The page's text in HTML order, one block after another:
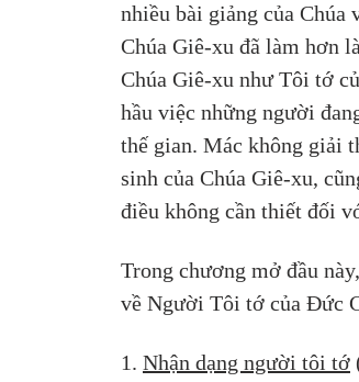
nhiều bài giảng của Chúa
Chúa Giê-xu đã làm hơn
Chúa Giê-xu như Tôi tớ
hầu việc những người
thế gian. Mác không giải
sinh của Chúa Giê-xu,
điều không cần thiết đối
Trong chương mở đầu
về Người Tôi tớ của Đức
1. Nhận dạng người tôi tớ